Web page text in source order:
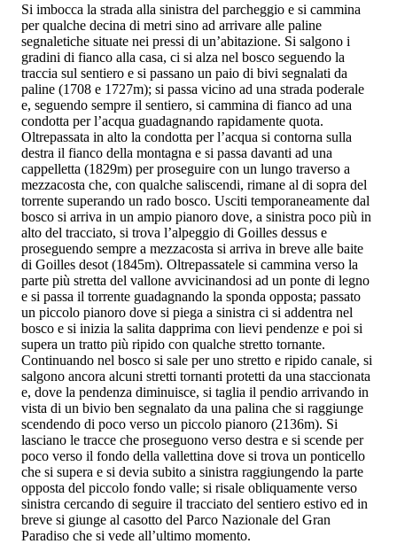
Si imbocca la strada alla sinistra del parcheggio e si cammina
per qualche decina di metri sino ad arrivare alle paline
segnaletiche situate nei pressi di un’abitazione. Si salgono i
gradini di fianco alla casa, ci si alza nel bosco seguendo la
traccia sul sentiero e si passano un paio di bivi segnalati da
paline (1708 e 1727m); si passa vicino ad una strada poderale
e, seguendo sempre il sentiero, si cammina di fianco ad una
condotta per l’acqua guadagnando rapidamente quota.
Oltrepassata in alto la condotta per l’acqua si contorna sulla
destra il fianco della montagna e si passa davanti ad una
cappelletta (1829m) per proseguire con un lungo traverso a
mezzacosta che, con qualche saliscendi, rimane al di sopra del
torrente superando un rado bosco. Usciti temporaneamente dal
bosco si arriva in un ampio pianoro dove, a sinistra poco più in
alto del tracciato, si trova l’alpeggio di Goilles dessus e
proseguendo sempre a mezzacosta si arriva in breve alle baite
di Goilles desot (1845m). Oltrepassatele si cammina verso la
parte più stretta del vallone avvicinandosi ad un ponte di legno
e si passa il torrente guadagnando la sponda opposta; passato
un piccolo pianoro dove si piega a sinistra ci si addentra nel
bosco e si inizia la salita dapprima con lievi pendenze e poi si
supera un tratto più ripido con qualche stretto tornante.
Continuando nel bosco si sale per uno stretto e ripido canale, si
salgono ancora alcuni stretti tornanti protetti da una staccionata
e, dove la pendenza diminuisce, si taglia il pendio arrivando in
vista di un bivio ben segnalato da una palina che si raggiunge
scendendo di poco verso un piccolo pianoro (2136m). Si
lasciano le tracce che proseguono verso destra e si scende per
poco verso il fondo della vallettina dove si trova un ponticello
che si supera e si devia subito a sinistra raggiungendo la parte
opposta del piccolo fondo valle; si risale obliquamente verso
sinistra cercando di seguire il tracciato del sentiero estivo ed in
breve si giunge al casotto del Parco Nazionale del Gran
Paradiso che si vede all’ultimo momento.